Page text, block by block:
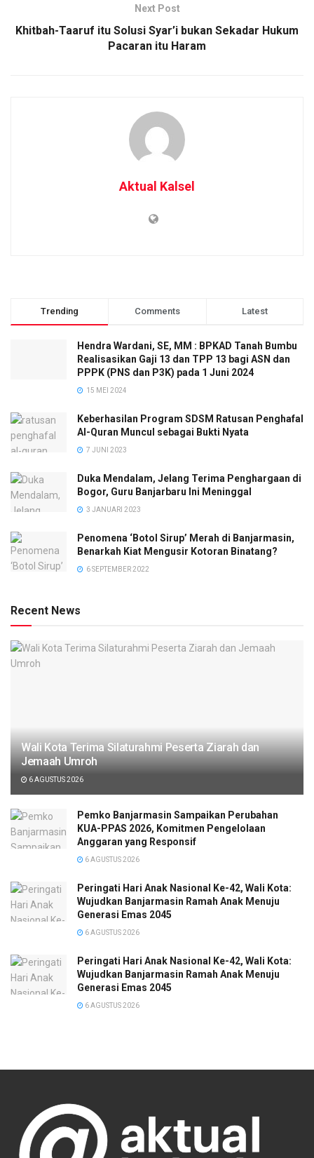
Next Post
Khitbah-Taaruf itu Solusi Syar’i bukan Sekadar Hukum
Pacaran itu Haram
Aktual Kalsel
Trending Comments Latest
Hendra Wardani, SE, MM : BPKAD Tanah Bumbu
Realisasikan Gaji 13 dan TPP 13 bagi ASN dan
PPPK (PNS dan P3K) pada 1 Juni 2024
15 MEI 2024
Keberhasilan Program SDSM Ratusan Penghafal
Al-Quran Muncul sebagai Bukti Nyata
7 JUNI 2023
Duka Mendalam, Jelang Terima Penghargaan di
Bogor, Guru Banjarbaru Ini Meninggal
3 JANUARI 2023
Penomena ‘Botol Sirup’ Merah di Banjarmasin,
Benarkah Kiat Mengusir Kotoran Binatang?
6 SEPTEMBER 2022
Recent News
Wali Kota Terima Silaturahmi Peserta Ziarah dan
Jemaah Umroh
6 AGUSTUS 2026
Pemko Banjarmasin Sampaikan Perubahan
KUA-PPAS 2026, Komitmen Pengelolaan
Anggaran yang Responsif
6 AGUSTUS 2026
Peringati Hari Anak Nasional Ke-42, Wali Kota:
Wujudkan Banjarmasin Ramah Anak Menuju
Generasi Emas 2045
6 AGUSTUS 2026
Peringati Hari Anak Nasional Ke-42, Wali Kota:
Wujudkan Banjarmasin Ramah Anak Menuju
Generasi Emas 2045
6 AGUSTUS 2026